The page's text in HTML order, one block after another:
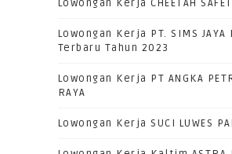
Lowongan Kerja CHEETAH
Lowongan Kerja PT. SIMS JAYA
Terbaru Tahun 2023
Lowongan Kerja PT ANGKA
RAYA
Lowongan Kerja SUCI LUWES